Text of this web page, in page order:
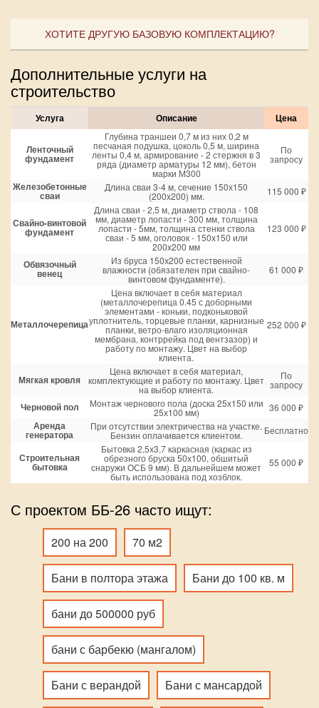
ХОТИТЕ ДРУГУЮ БАЗОВУЮ КОМПЛЕКТАЦИЮ?
Дополнительные услуги на
строительство
Услуга Описание Цена
Ленточный
фундамент
Глубина траншеи 0,7 м из них 0,2 м
песчаная подушка, цоколь 0,5 м, ширина
ленты 0,4 м, армирование - 2 стержня в 3
ряда (диаметр арматуры 12 мм), бетон
марки М300
По
запросу
Железобетонные
сваи
Длина сваи 3-4 м, сечение 150х150
(200х200) мм. 115 000 ₽
Свайно-винтовой
фундамент
Длина сваи - 2,5 м, диаметр ствола - 108
мм, диаметр лопасти - 300 мм, толщина
лопасти - 5мм, толщина стенки ствола
сваи - 5 мм, оголовок - 150х150 или
200х200 мм
123 000 ₽
Обвязочный
венец
Из бруса 150х200 естественной
влажности (обязателен при свайно-
винтовом фундаменте).
61 000 ₽
Металлочерепица
Цена включает в себя материал
(металлочерепица 0.45 с доборными
элементами - коньки, подконьковой
уплотнитель, торцевые планки, карнизные
планки, ветро-влаго изоляционная
мембрана, контррейка под вентзазор) и
работу по монтажу. Цвет на выбор
клиента.
252 000 ₽
Мягкая кровля
Цена включает в себя материал,
комплектующие и работу по монтажу. Цвет
на выбор клиента.
По
запросу
Черновой пол Монтаж чернового пола (доска 25х150 или
25х100 мм) 36 000 ₽
Аренда
генератора
При отсутствии электричества на участке.
Бензин оплачивается клиентом. Бесплатно
Строительная
бытовка
Бытовка 2,5х3,7 каркасная (каркас из
обрезного бруска 50х100, обшитый
снаружи ОСБ 9 мм). В дальнейшем может
быть использована под хозблок.
55 000 ₽
С проектом ББ-26 часто ищут:
200 на 200 70 м2
Бани в полтора этажа Бани до 100 кв. м
бани до 500000 руб
бани с барбекю (мангалом)
Бани с верандой Бани с мансардой